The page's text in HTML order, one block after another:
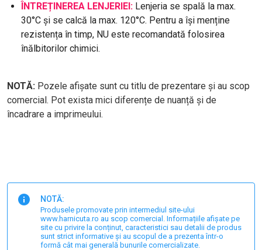
ÎNTREȚINEREA LENJERIEI: Lenjeria se spală la max.
30°C și se calcă la max. 120°C. Pentru a își menține
rezistența în timp, NU este recomandată folosirea
înălbitorilor chimici.
NOTĂ: Pozele afișate sunt cu titlu de prezentare și au scop
comercial. Pot exista mici diferențe de nuanță și de
încadrare a imprimeului.
NOTĂ:
Produsele promovate prin intermediul site-ului
www.harnicuta.ro au scop comercial. Informațiile afișate pe
site cu privire la conținut, caracteristici sau detalii de produs
sunt strict informative și au scopul de a prezenta într-o
formă cât mai generală bunurile comercializate.